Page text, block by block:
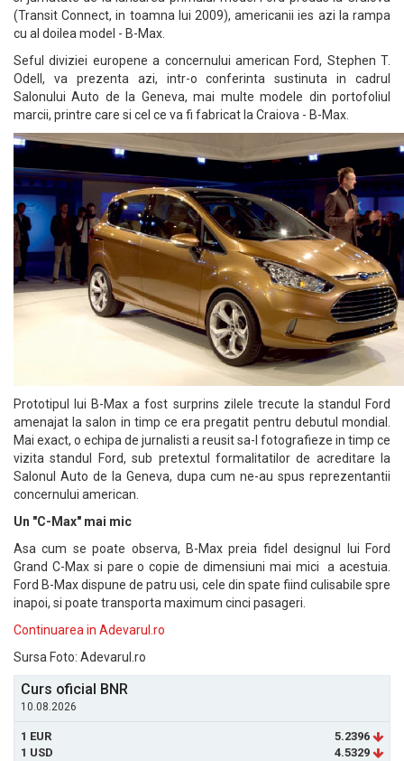
(Transit Connect, in toamna lui 2009), americanii ies azi la rampa
cu al doilea model - B-Max.
Seful diviziei europene a concernului american Ford, Stephen T.
Odell, va prezenta azi, intr-o conferinta sustinuta in cadrul
Salonului Auto de la Geneva, mai multe modele din portofoliul
marcii, printre care si cel ce va fi fabricat la Craiova - B-Max.
Prototipul lui B-Max a fost surprins zilele trecute la standul Ford
amenajat la salon in timp ce era pregatit pentru debutul mondial.
Mai exact, o echipa de jurnalisti a reusit sa-l fotografieze in timp ce
vizita standul Ford, sub pretextul formalitatilor de acreditare la
Salonul Auto de la Geneva, dupa cum ne-au spus reprezentantii
concernului american.
Un "C-Max" mai mic
Asa cum se poate observa, B-Max preia fidel designul lui Ford
Grand C-Max si pare o copie de dimensiuni mai mici a acestuia.
Ford B-Max dispune de patru usi, cele din spate fiind culisabile spre
inapoi, si poate transporta maximum cinci pasageri.
Continuarea in Adevarul.ro
Sursa Foto: Adevarul.ro
Curs oficial BNR
10.08.2026
1 EUR
5.2396
1 USD
4.5329